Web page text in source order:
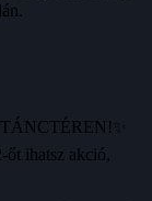
ihatsz akció,